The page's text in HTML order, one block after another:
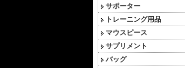
サポーター
トレーニング用品
マウスピース
サプリメント
バッグ